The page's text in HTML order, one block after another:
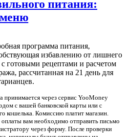
питания:
меню
программа питания,
избавлению от лишнего
с готовыми рецептами и расчетом
рассчитанная на 21 день для
принимается через сервис YooMoney
с вашей банковской карты или с
кошелька. Комиссию платит магазин.
вам необходимо отправить письмо
через форму. После проверки